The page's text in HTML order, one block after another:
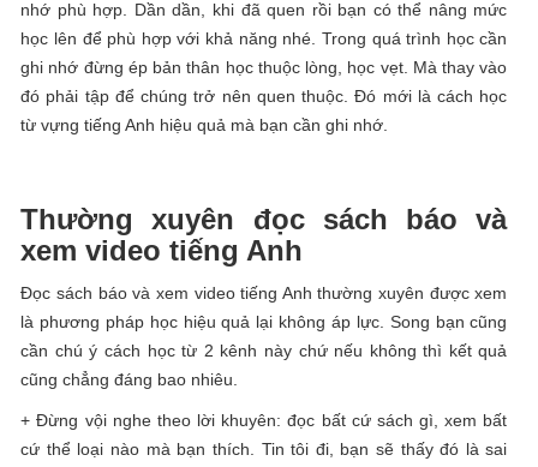
nhớ phù hợp. Dần dần, khi đã quen rồi bạn có thể nâng mức
học lên để phù hợp với khả năng nhé. Trong quá trình học cần
ghi nhớ đừng ép bản thân học thuộc lòng, học vẹt. Mà thay vào
đó phải tập để chúng trở nên quen thuộc. Đó mới là cách học
từ vựng tiếng Anh hiệu quả mà bạn cần ghi nhớ.
Thường xuyên đọc sách báo và
xem video tiếng Anh
Đọc sách báo và xem video tiếng Anh thường xuyên được xem
là phương pháp học hiệu quả lại không áp lực. Song bạn cũng
cần chú ý cách học từ 2 kênh này chứ nếu không thì kết quả
cũng chẳng đáng bao nhiêu.
+ Đừng vội nghe theo lời khuyên: đọc bất cứ sách gì, xem bất
cứ thể loại nào mà bạn thích. Tin tôi đi, bạn sẽ thấy đó là sai